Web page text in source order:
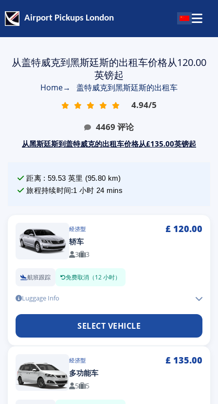
Airport Pickups London
从盖特威克到黑斯廷斯的出租车价格从120.00
英镑起
Home→ 盖特威克到黑斯廷斯的出租车
4.94/5
4469 评论
从黑斯廷斯到盖特威克的出租车价格从£135.00英镑起
距离: 59.53 英里 (95.80 km)
旅程持续时间:1 小时 24 mins
经济型 £ 120.00
轿车
3 3
航班跟踪 免费取消（12 小时）
Luggage Info
SELECT VEHICLE
经济型 £ 135.00
多功能车
5 5